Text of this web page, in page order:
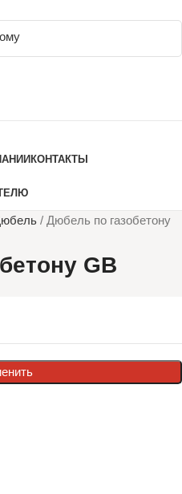
КОНТАКТЫ
/ Дюбель по газобетону
GB